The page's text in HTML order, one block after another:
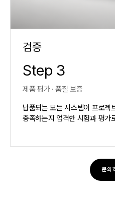
검증
Step 3
제품 평가 · 품질 보증
납품되는 모든 시스템이 프로젝
충족하는지 엄격한 시험과 평가
문의